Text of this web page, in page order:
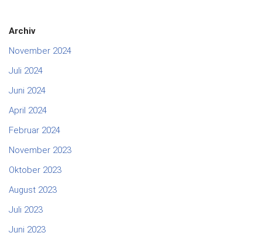
Archiv
November 2024
Juli 2024
Juni 2024
April 2024
Februar 2024
November 2023
Oktober 2023
August 2023
Juli 2023
Juni 2023